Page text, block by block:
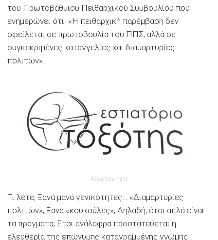
του Πρωτοβάθμιου Πειθαρχικού Συμβουλίου που
ενημερώνει ότι: «Η πειθαρχική παρέμβαση δεν
οφείλεται σε πρωτοβουλία του ΠΠΣ, αλλά σε
συγκεκριμένες καταγγελίες και διαμαρτυρίες
πολιτών».
Advertisement
Τι λέτε; Ξανά μανά γενικότητες… «Διαμαρτυρίες
πολιτών»; Ξανά «κουκούλες»; Δηλαδή, έτσι απλά είναι
τα πράγματα; Ετσι ανάλαφρα προστατεύεται η
ελευθερία της επώνυμης καταγραμμένης γνώμης